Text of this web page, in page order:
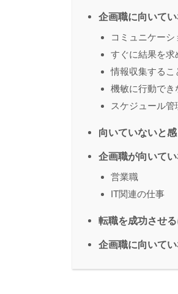
企画職に向いて
コミュニケーシ
すぐに結果を求
情報収集するこ
機敏に行動でき
スケジュール管
向いていないと
企画職が向いて
営業職
IT関連の仕事
転職を成功させ
企画職に向いて